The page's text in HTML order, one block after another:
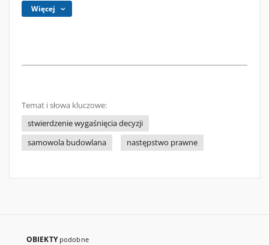
Więcej
Temat i słowa kluczowe:
stwierdzenie wygaśnięcia decyzji
samowola budowlana
następstwo prawne
OBIEKTY podobne